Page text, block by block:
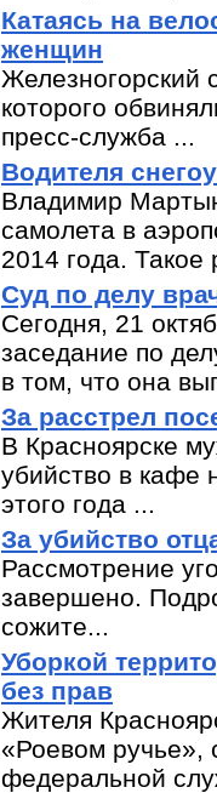
Катаясь на
женщин
Железногорский
которого
пресс-служба ...
Водителя
Владимир
самолета в
2014 года.
Суд по делу
Сегодня, 21
заседание по
в том, что она
За расстрел
В Красноярске
убийство в кафе
этого года ...
За убийство
Рассмотрение
завершено.
сожите...
Уборкой
без прав
Жителя
«Роевом ручье»,
федеральной